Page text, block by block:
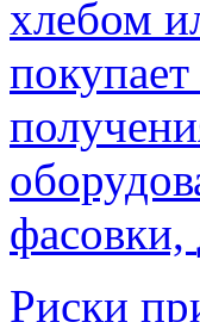
хлебом
фасовки,
Риски